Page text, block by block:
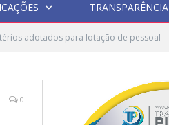
TRANSPARÊNCIA
adotados para lotação de pessoal
0